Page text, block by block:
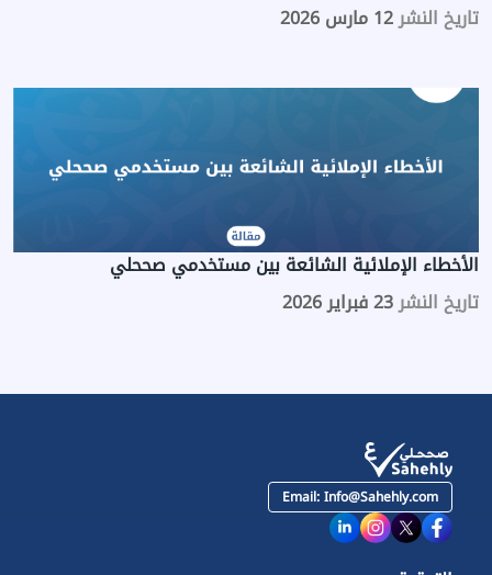
تاريخ النشر12 مارس 2026
الأخطاء الإملائية الشائعة بين مستخدمي صححلي
تاريخ النشر23 فبراير 2026
Email:Info@Sahehly.com